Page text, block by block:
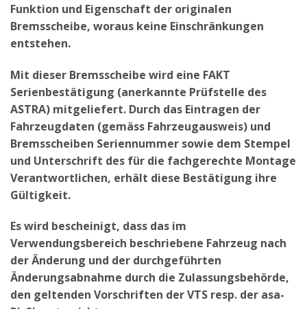
Funktion und Eigenschaft der originalen
Bremsscheibe, woraus keine Einschränkungen
entstehen.
Mit dieser Bremsscheibe wird eine FAKT
Serienbestätigung (anerkannte Prüfstelle des
ASTRA) mitgeliefert. Durch das Eintragen der
Fahrzeugdaten (gemäss Fahrzeugausweis) und
Bremsscheiben Seriennummer sowie dem Stempel
und Unterschrift des für die fachgerechte Montage
Verantwortlichen, erhält diese Bestätigung ihre
Gültigkeit.
Es wird bescheinigt, dass das im
Verwendungsbereich beschriebene Fahrzeug nach
der Änderung und der durchgeführten
Änderungsabnahme durch die Zulassungsbehörde,
den geltenden Vorschriften der VTS resp. der asa-